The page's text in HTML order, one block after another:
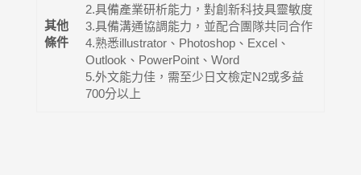
其他
條件
2.具備產業研析能力，對創新科技具靈敏度
3.具備溝通協調能力，並配合團隊共同合作
4.熟悉illustrator、Photoshop、Excel、
Outlook、PowerPoint、Word
5.外文能力佳，需至少日文檢定N2或多益
700分以上